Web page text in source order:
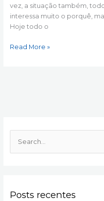
vez, a situação também,
interessa muito o porquê,
Hoje todo o
Read More »
e
u
Posts recentes